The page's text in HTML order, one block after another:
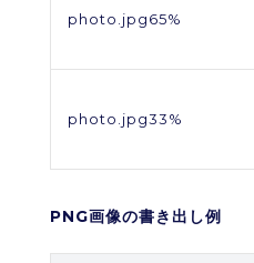
photo.jpg65%
photo.jpg33%
PNG画像の書き出し例